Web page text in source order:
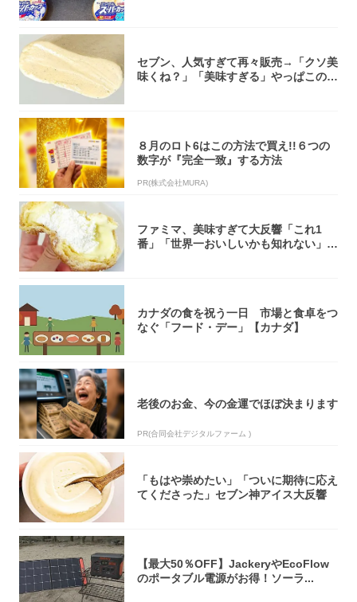
セブン、人気すぎて再々販売→「クソ美
味くね？」「美味すぎる」やっぱこのク
８月のロト6はこの方法で買え!!６つの
数字が『完全一致』する方法
PR(株式会社MURA)
ファミマ、美味すぎて大反響「これ1
番」「世界一おいしいかも知れない」
カナダの食を祝う一日 市場と食卓をつ
なぐ「フード・デー」【カナダ】
老後のお金、今の金運でほぼ決まります
PR(合同会社デジタルファーム )
「もはや崇めたい」「ついに期待に応え
てくださった」セブン神アイス大反響
【最大50％OFF】JackeryやEcoFlow
のポータブル電源がお得！ソーラ...